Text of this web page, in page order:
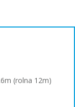
(rolna 12m)